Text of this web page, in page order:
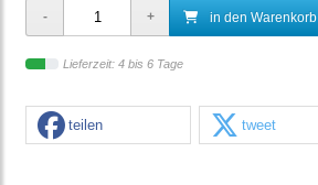
in den Warenkorb
Lieferzeit: 4 bis 6 Tage
teilen tweet